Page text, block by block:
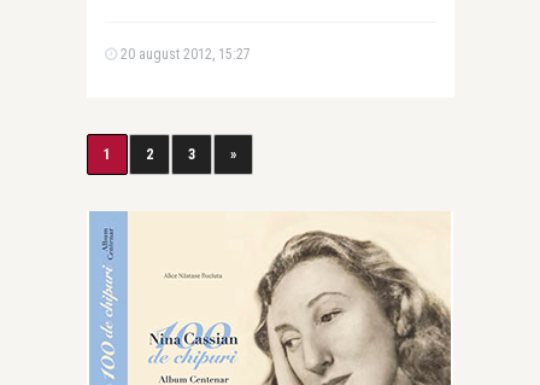
20 august 2012, 15:27
1 2 3 »